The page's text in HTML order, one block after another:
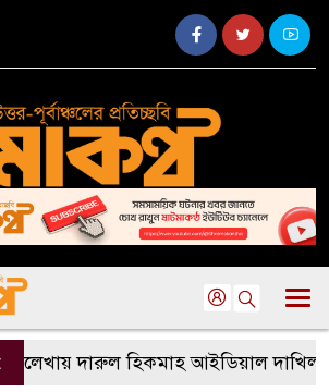
দারুল হিকমাহ আইডিয়াল দাখিল